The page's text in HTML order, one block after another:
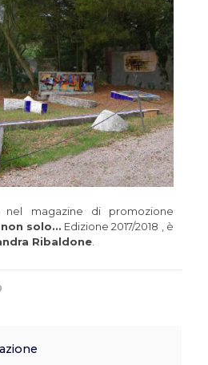
nel magazine di promozione
non solo… Edizione 2017/2018 , è
Ribaldone.